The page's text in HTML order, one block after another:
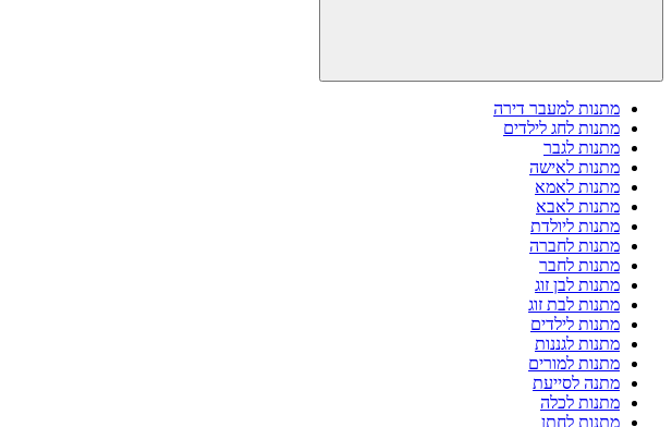
מתנות למעבר דירה
מתנות לחג לילדים
מתנות לגבר
מתנות לאישה
מתנות לאמא
מתנות לאבא
מתנות ליולדת
מתנות לחברה
מתנות לחבר
מתנות לבן זוג
מתנות לבת זוג
מתנות לילדים
מתנות לגננות
מתנות למורים
מתנה לסייעת
מתנות לכלה
מתנות לחתן